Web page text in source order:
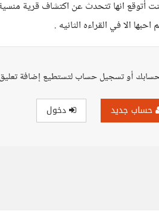
أتوقع انها تتحدث عن اكتشاف قرية
الا في القراءه الثانيه .
أو تسجيل حساب لتستطيع إضافة تعليق
حساب جديد دخول